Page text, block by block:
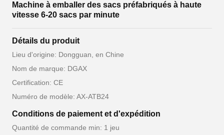
Machine à emballer des sacs préfabriqués à haute
vitesse 6-20 sacs par minute
Détails du produit
Lieu d'origine: Dongguan, en Chine
Nom de marque: DGAX
Certification: CE
Numéro de modèle: AX-ATB24
Conditions de paiement et d'expédition
Quantité de commande min: 1 jeu